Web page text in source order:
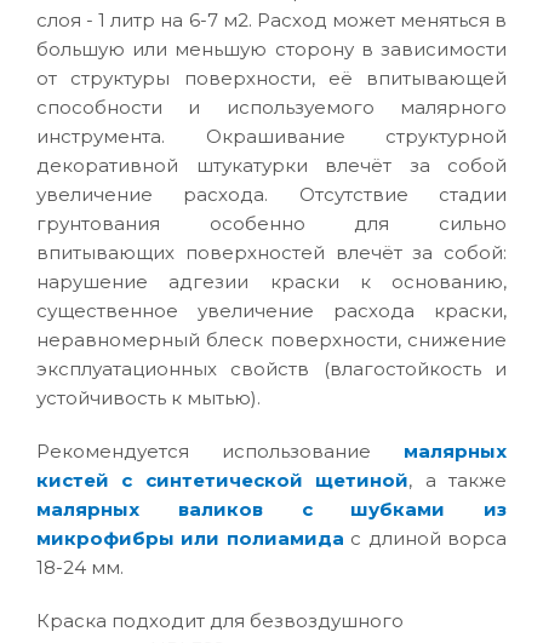
слоя - 1 литр на 6-7 м2. Расход может меняться в
большую или меньшую сторону в зависимости
от структуры поверхности, её впитывающей
способности и используемого малярного
инструмента. Окрашивание структурной
декоративной штукатурки влечёт за собой
увеличение расхода. Отсутствие стадии
грунтования особенно для сильно
впитывающих поверхностей влечёт за собой:
нарушение адгезии краски к основанию,
существенное увеличение расхода краски,
неравномерный блеск поверхности, снижение
эксплуатационных свойств (влагостойкость и
устойчивость к мытью).
Рекомендуется использование малярных
кистей с синтетической щетиной, а также
малярных валиков с шубками из
микрофибры или полиамида с длиной ворса
18-24 мм.
Краска подходит для безвоздушного